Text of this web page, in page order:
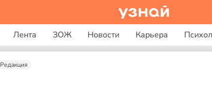
Лента ЗОЖ Новости Карьера
Редакция